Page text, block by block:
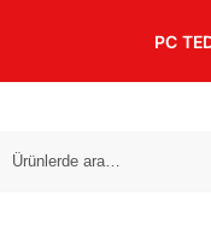
PC